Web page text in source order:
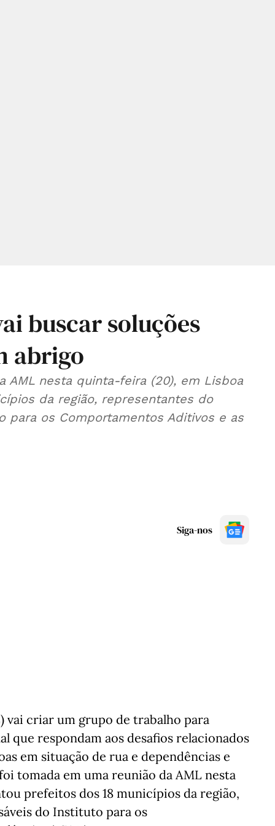
buscar soluções
abrigo
AML nesta quinta-feira (20), em Lisboa
da região, representantes do
para os Comportamentos Aditivos e as
Siga-nos
vai criar um grupo de trabalho para
que respondam aos desafios relacionados
em situação de rua e dependências e
tomada em uma reunião da AML nesta
prefeitos dos 18 municípios da região,
do Instituto para os